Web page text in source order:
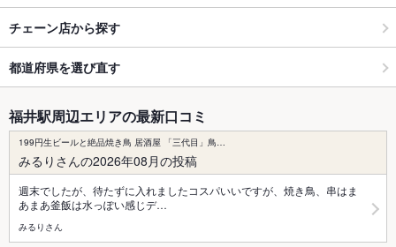
チェーン店から探す
都道府県を選び直す
福井駅周辺エリアの最新口コミ
199円生ビールと絶品焼き鳥 居酒屋 「三代目」鳥…
みるりさんの2026年08月の投稿
週末でしたが、待たずに入れましたコスパいいですが、焼き鳥、串はま
あまあ釜飯は水っぽい感じデ…
みるりさん